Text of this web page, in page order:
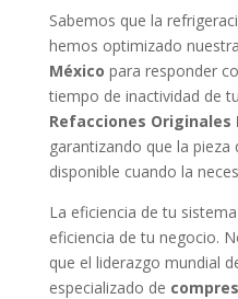
Sabemos que la
hemos optimizado
México para responder
tiempo de inactividad de
Refacciones Originales
garantizando que la pieza
disponible cuando la
La eficiencia de tu
eficiencia de tu negocio.
que el liderazgo mundial
especializado de